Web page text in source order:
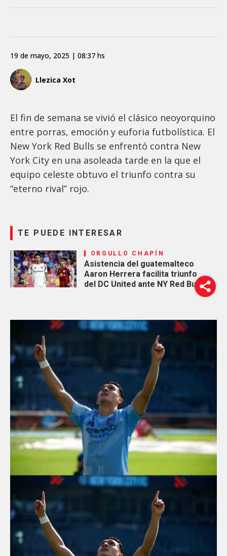
Llezica Xot
19 de mayo, 2025 | 08:37 hs
El fin de semana se vivió el clásico neoyorquino
entre porras, emoción y euforia futbolística. El
New York Red Bulls se enfrentó contra New
York City en una asoleada tarde en la que el
equipo celeste obtuvo el triunfo contra su
“eterno rival” rojo.
TE PUEDE INTERESAR
ORGULLO CHAPÍN
Asistencia del guatemalteco
Aaron Herrera facilita triunfo
del DC United ante NY Red Bulls